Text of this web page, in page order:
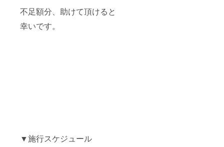
不足額分、助けて頂けると
幸いです。
▼施行スケジュール